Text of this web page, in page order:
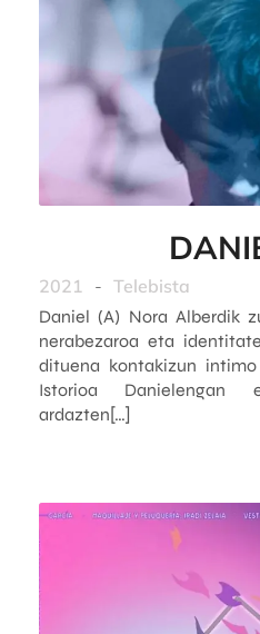
2021 - Telebista
Daniel (A) Nora Alberdik
nerabezaroa eta
dituena kontakizun
Istorioa Danielengan
ardazten[…]